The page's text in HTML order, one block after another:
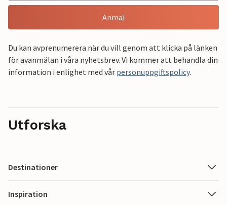
Anmäl
Du kan avprenumerera när du vill genom att klicka på länken
för avanmälan i våra nyhetsbrev. Vi kommer att behandla din
information i enlighet med vår personuppgiftspolicy.
Utforska
Destinationer
Inspiration